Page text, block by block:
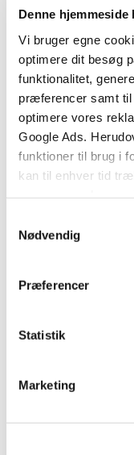
Denne
Vi bruger egne
optimere dit besøg
funktionalitet,
præferencer samt
optimere vores
Google Ads.
funktioner til brug i
kan til enhver tid
tilbagetrækker et
Nødvendig
Præferencer
Statistik
Marketing
Serie
Huset
Ida-Marie Rendtorff
229,95 KR.